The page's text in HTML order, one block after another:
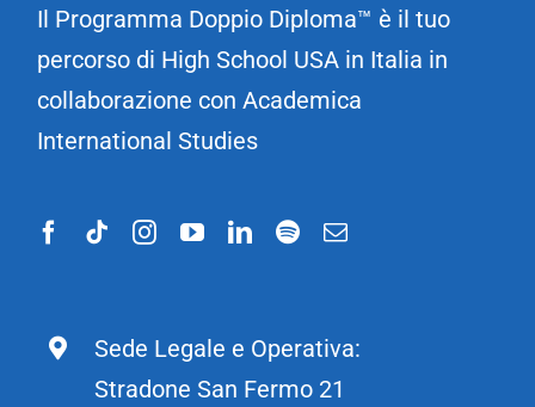
Il Programma Doppio Diploma™ è il tuo
percorso di High School USA in Italia in
collaborazione con Academica
International Studies
Sede Legale e Operativa:
Stradone San Fermo 21